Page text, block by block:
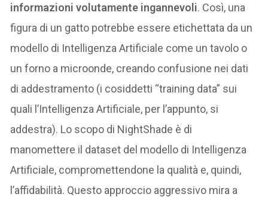
informazioni volutamente ingannevoli. Così, una
figura di un gatto potrebbe essere etichettata da un
modello di Intelligenza Artificiale come un tavolo o
un forno a microonde, creando confusione nei dati
di addestramento (i cosiddetti “training data” sui
quali l’Intelligenza Artificiale, per l’appunto, si
addestra). Lo scopo di NightShade è di
manomettere il dataset del modello di Intelligenza
Artificiale, compromettendone la qualità e, quindi,
l’affidabilità. Questo approccio aggressivo mira a